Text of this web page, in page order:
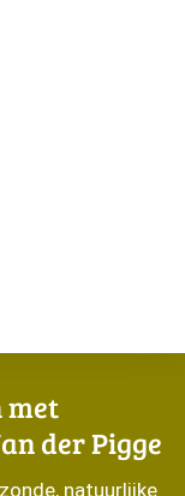
met
der Pigge
natuurlijke